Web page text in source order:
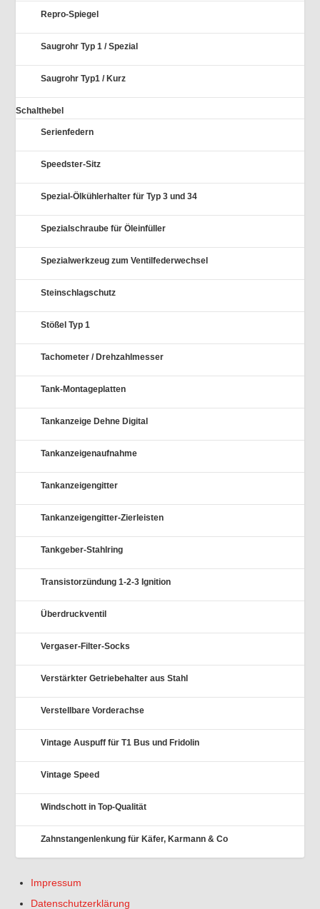
Repro-Spiegel
Saugrohr Typ 1 / Spezial
Saugrohr Typ1 / Kurz
Schalthebel
Serienfedern
Speedster-Sitz
Spezial-Ölkühlerhalter für Typ 3 und 34
Spezialschraube für Öleinfüller
Spezialwerkzeug zum Ventilfederwechsel
Steinschlagschutz
Stößel Typ 1
Tachometer / Drehzahlmesser
Tank-Montageplatten
Tankanzeige Dehne Digital
Tankanzeigenaufnahme
Tankanzeigengitter
Tankanzeigengitter-Zierleisten
Tankgeber-Stahlring
Transistorzündung 1-2-3 Ignition
Überdruckventil
Vergaser-Filter-Socks
Verstärkter Getriebehalter aus Stahl
Verstellbare Vorderachse
Vintage Auspuff für T1 Bus und Fridolin
Vintage Speed
Windschott in Top-Qualität
Zahnstangenlenkung für Käfer, Karmann & Co
Impressum
Datenschutzerklärung